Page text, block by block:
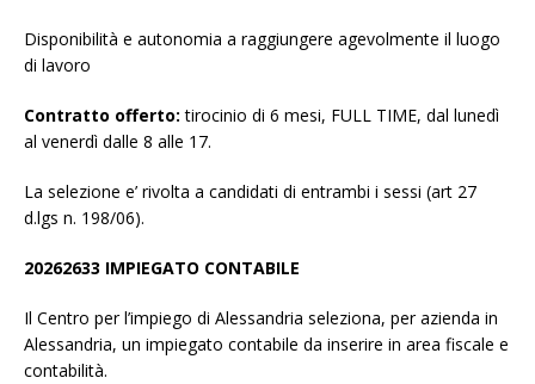
Disponibilità e autonomia a raggiungere agevolmente il luogo
di lavoro
Contratto offerto:tirocinio di 6 mesi, FULL TIME, dal lunedì
al venerdì dalle 8 alle 17.
La selezione e’ rivolta a candidati di entrambi i sessi (art 27
d.lgs n. 198/06).
20262633 IMPIEGATO CONTABILE
Il Centro per l’impiego di Alessandria seleziona, per azienda in
Alessandria, un impiegato contabile da inserire in area fiscale e
contabilità.